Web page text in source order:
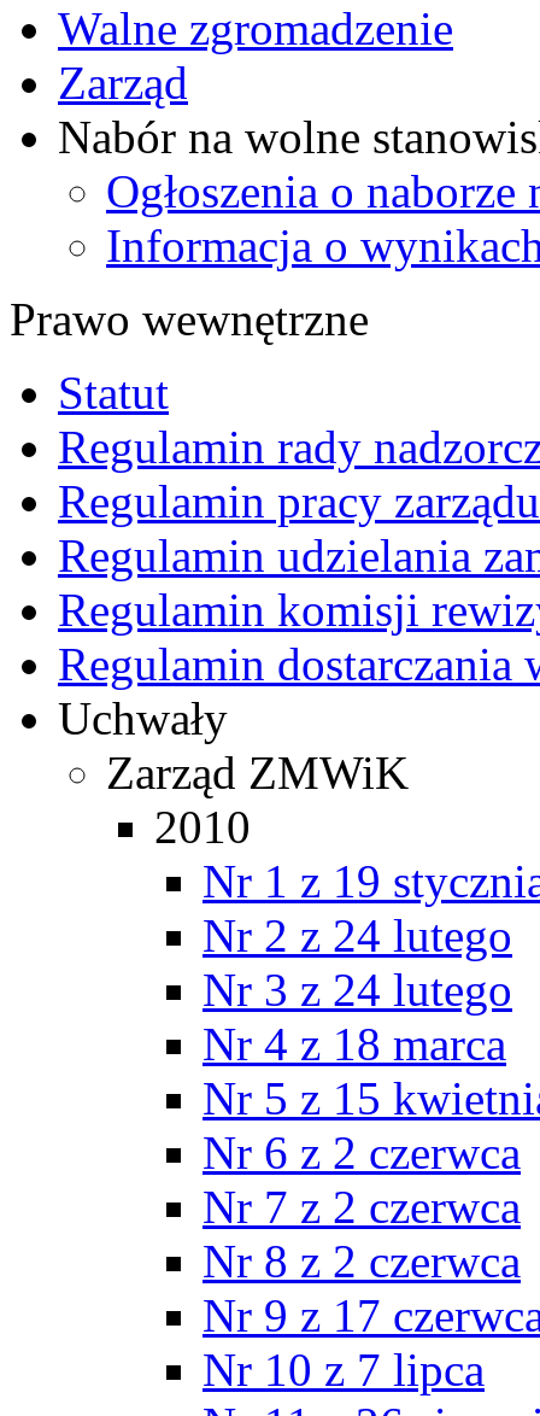
Walne zgromadzenie
Zarząd
Nabór na wolne
Ogłoszenia o
Informacja o
Prawo wewnętrzne
Statut
Regulamin rady
Regulamin pracy zarządu
Regulamin udzielania
Regulamin komisji
Regulamin
Uchwały
Zarząd ZMWiK
2010
Nr 1 z 19
Nr 2 z 24 lutego
Nr 3 z 24 lutego
Nr 4 z 18 marca
Nr 5 z 15
Nr 6 z 2 czerwca
Nr 7 z 2 czerwca
Nr 8 z 2 czerwca
Nr 9 z 17
Nr 10 z 7 lipca